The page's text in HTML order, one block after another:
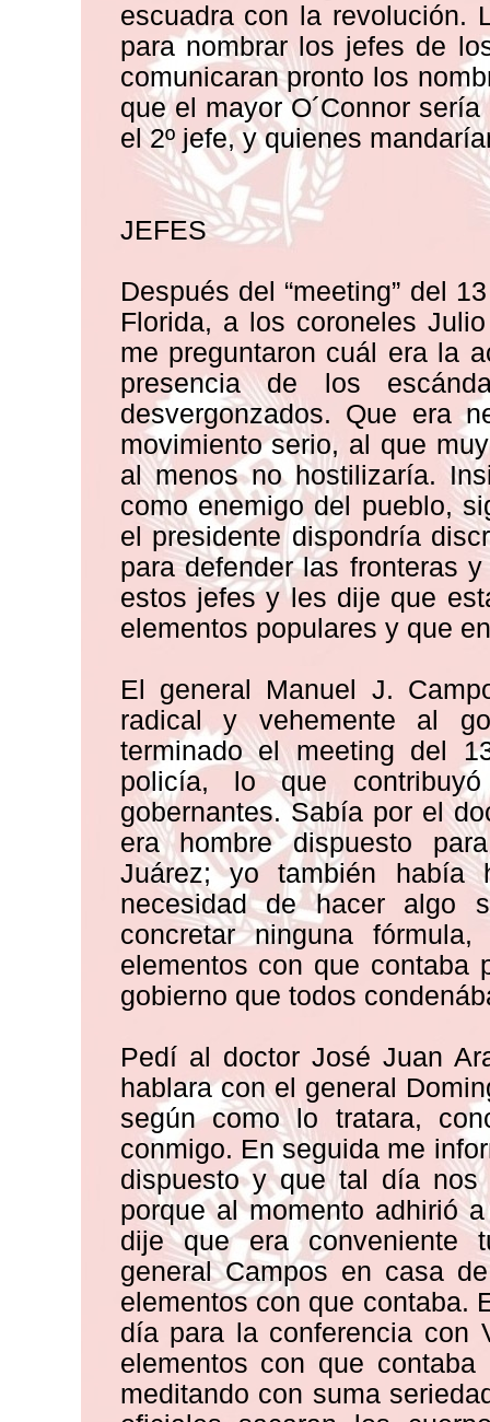
escuadra con la revolución.
para nombrar los jefes de
comunicaran pronto los
que el mayor O´Connor
el 2º jefe, y quienes
JEFES
Después del “meeting” del
Florida, a los coroneles
me preguntaron cuál era la
presencia de los
desvergonzados. Que era
movimiento serio, al que
al menos no hostilizaría.
como enemigo del pueblo,
el presidente dispondría
para defender las fronteras
estos jefes y les dije que
elementos populares y que
El general Manuel J.
radical y vehemente al
terminado el meeting del
policía, lo que
gobernantes. Sabía por el
era hombre dispuesto
Juárez; yo también
necesidad de hacer algo
concretar ninguna
elementos con que contaba
gobierno que todos
Pedí al doctor José Juan
hablara con el general
según como lo tratara,
conmigo. En seguida me
dispuesto y que tal día nos
porque al momento adhirió
dije que era conveniente
general Campos en casa
elementos con que contaba.
día para la conferencia con
elementos con que
meditando con suma